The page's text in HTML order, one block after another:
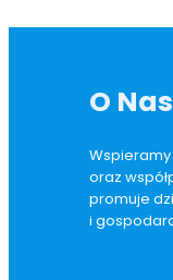
O Nas
Wspieramy
oraz
promuje
i